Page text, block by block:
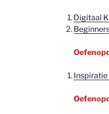
Digitaal
Inspiratie